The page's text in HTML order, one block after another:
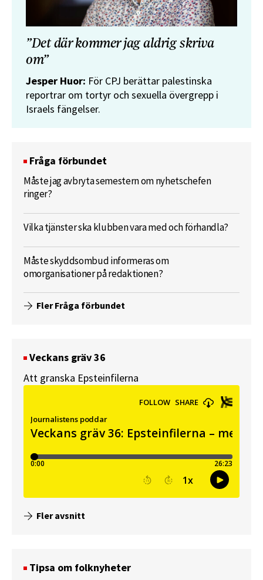
”Det där kommer jag aldrig skriva
om”
Jesper Huor: För CPJ berättar palestinska
reportrar om tortyr och sexuella övergrepp i
Israels fängelser.
Fråga förbundet
Måste jag avbryta semestern om nyhetschefen
ringer?
Vilka tjänster ska klubben vara med och förhandla?
Måste skyddsombud informeras om
omorganisationer på redaktionen?
Fler Fråga förbundet
Veckans gräv 36
Att granska Epsteinfilerna
Fler avsnitt
Tipsa om folknyheter